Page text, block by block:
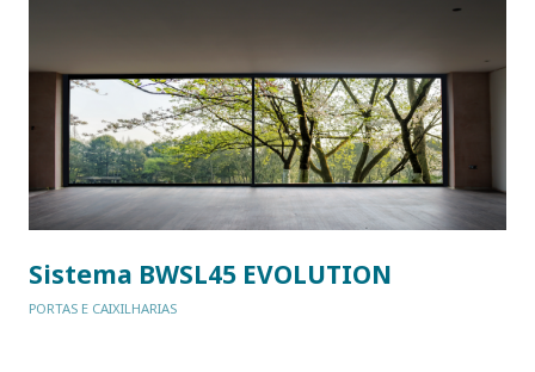
Sistema BWSL45 EVOLUTION
PORTAS E CAIXILHARIAS